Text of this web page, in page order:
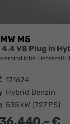
M5
4.4 V8 Plug in
Lieferzeit:
171624
Hybrid Benzin
535 kW (727 PS)